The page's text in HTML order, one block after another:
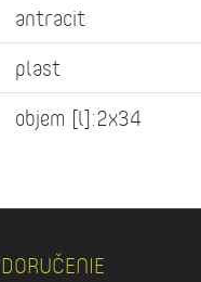
antracit
plast
objem [l]:2x34
DORUČENIE